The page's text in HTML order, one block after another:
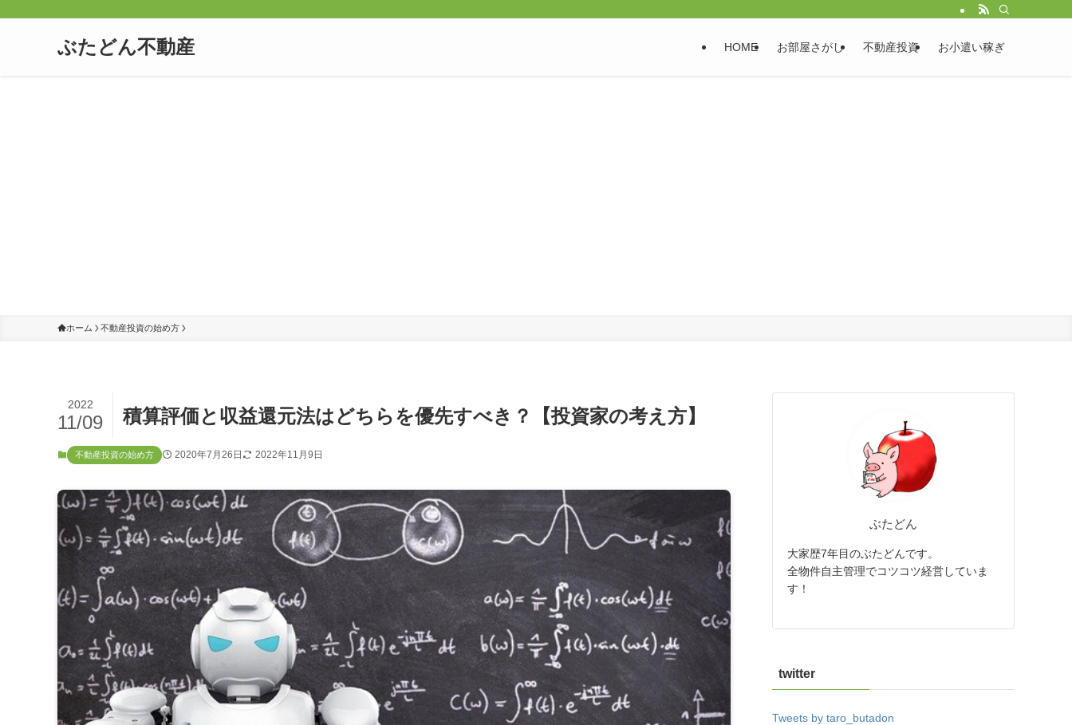
ぶたどん不動産 HOME お部屋さがし 不動産投資 お小遣い稼ぎ
ホーム 不動産投資の始め方
積算評価と収益還元法はどちらを優先すべき？【投資家の考え方】
2022
11/09
不動産投資の始め方 2020年7月26日 2022年11月9日
ぶたどん
大家歴7年目のぶたどんです。
全物件自主管理でコツコツ経営していま
す！
twitter
Tweets by taro_butadon